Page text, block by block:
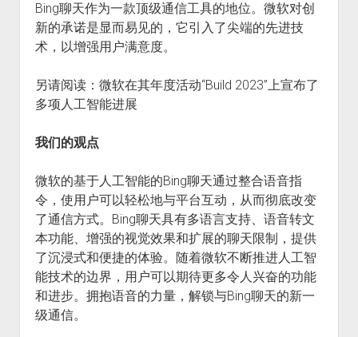
Bing聊天作为一款顶级通信工具的地位。微软对创
新的承诺是显而易见的，它引入了尖端的先进技
术，以增强用户满意度。
另请阅读：微软在其年度活动“Build 2023”上宣布了
多项人工智能进展
我们的观点
微软的基于人工智能的Bing聊天通过整合语音指
令，使用户可以轻松地与平台互动，从而彻底改变
了通信方式。Bing聊天具有多语言支持、语音转文
本功能、增强的视觉效果和扩展的聊天限制，提供
了沉浸式和便捷的体验。随着微软不断推进人工智
能技术的边界，用户可以期待更多令人兴奋的功能
和进步。拥抱语音的力量，解锁与Bing聊天的新一
级通信。